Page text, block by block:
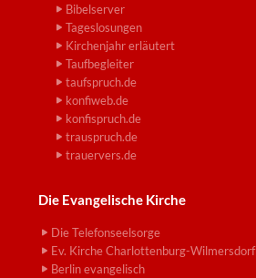
Bibelserver
Tageslosungen
Kirchenjahr erläutert
Taufbegleiter
taufspruch.de
konfiweb.de
konfispruch.de
trauspruch.de
trauervers.de
Die Evangelische Kirche
Die Telefonseelsorge
Ev. Kirche Charlottenburg-Wilmersdorf
Berlin evangelisch